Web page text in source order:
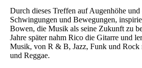
Durch dieses Treffen auf Augenhöhe und
Schwingungen und Bewegungen,
Bowen, die Musik als seine Zukunft zu
Jahre später nahm Rico die Gitarre und
Musik, von R & B, Jazz, Funk und
und Reggae.